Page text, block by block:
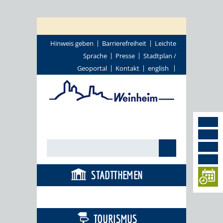
Hinweis geben Barrierefreiheit
Leichte
Sprache
Presse
Stadtplan /
Geoportal
Kontakt english
STADTTHEMEN
TOURISMUS